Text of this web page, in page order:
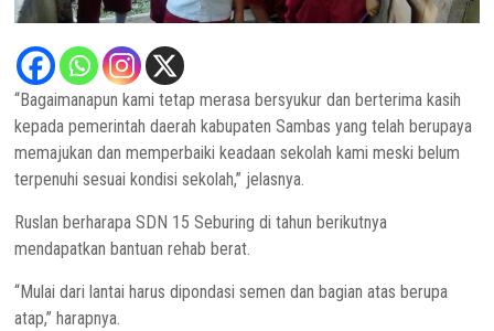
“Bagaimanapun kami tetap merasa bersyukur dan berterima kasih
kepada pemerintah daerah kabupaten Sambas yang telah berupaya
memajukan dan memperbaiki keadaan sekolah kami meski belum
terpenuhi sesuai kondisi sekolah,” jelasnya.
Ruslan berharapa SDN 15 Seburing di tahun berikutnya
mendapatkan bantuan rehab berat.
“Mulai dari lantai harus dipondasi semen dan bagian atas berupa
atap,” harapnya.